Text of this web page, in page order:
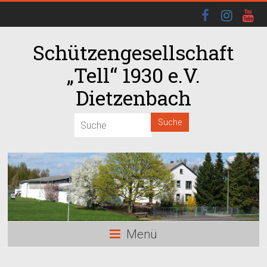
Schützengesellschaft
„Tell“ 1930 e.V.
Dietzenbach
Menü
02:00
04:00